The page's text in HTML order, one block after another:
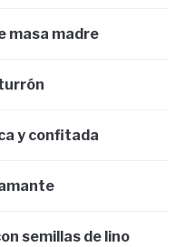
masa madre
y confitada
semillas de lino